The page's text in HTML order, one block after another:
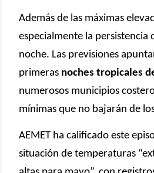
Además de las máximas
especialmente la persistencia
noche. Las previsiones
primeras noches tropicales
numerosos municipios
mínimas que no bajarán de
AEMET ha calificado este
situación de temperaturas